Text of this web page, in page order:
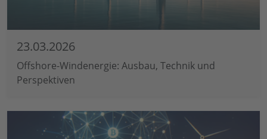
23.03.2026
Offshore-Windenergie: Ausbau, Technik und
Perspektiven